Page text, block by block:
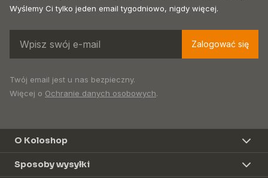
Wyślemy Ci tylko jeden email tygodniowo, nigdy więcej.
Zalogować się
Twój email jest u nas bezpieczny.
Więcej o Ochranie danych osobowych.
O Koloshop
Sposoby wysyłki